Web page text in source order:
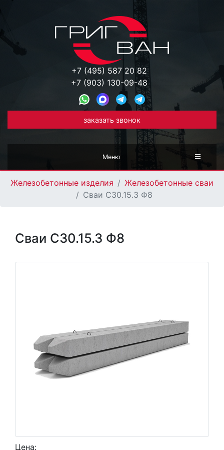
+7 (495) 587 20 82
+7 (903) 130-09-48
заказать звонок
Меню
Железобетонные изделия
Железобетонные сваи
Сваи С30.15.3 Ф8
Сваи С30.15.3 Ф8
Цена: